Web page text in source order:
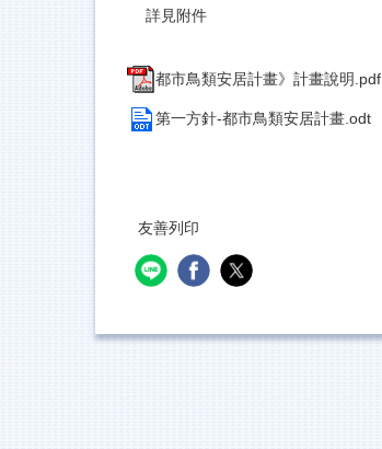
詳見附件
都市鳥類安居計畫》計畫說明.pdf
第一方針-都市鳥類安居計畫.odt
友善列印